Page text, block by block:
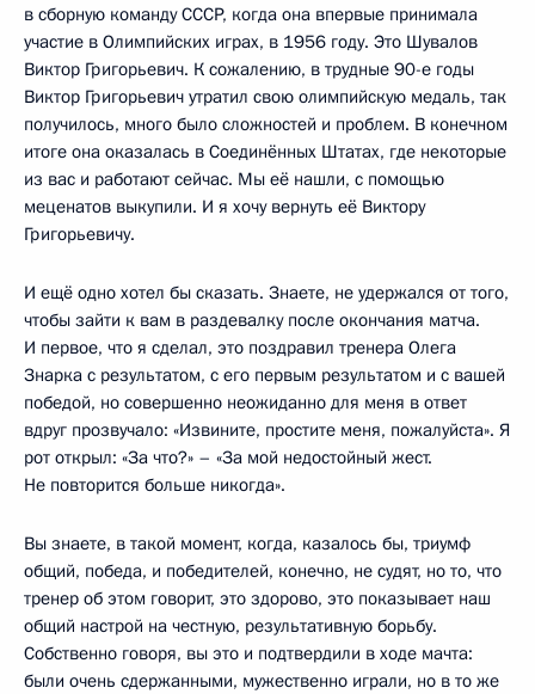
в сборную команду СССР, когда она впервые принимала
участие в Олимпийских играх, в 1956 году. Это Шувалов
Виктор Григорьевич. К сожалению, в трудные 90-е годы
Виктор Григорьевич утратил свою олимпийскую медаль, так
получилось, много было сложностей и проблем. В конечном
итоге она оказалась в Соединённых Штатах, где некоторые
из вас и работают сейчас. Мы её нашли, с помощью
меценатов выкупили. И я хочу вернуть её Виктору
Григорьевичу.
И ещё одно хотел бы сказать. Знаете, не удержался от того,
чтобы зайти к вам в раздевалку после окончания матча.
И первое, что я сделал, это поздравил тренера Олега
Знарка с результатом, с его первым результатом и с вашей
победой, но совершенно неожиданно для меня в ответ
вдруг прозвучало: «Извините, простите меня, пожалуйста». Я
рот открыл: «За что?» – «За мой недостойный жест.
Не повторится больше никогда».
Вы знаете, в такой момент, когда, казалось бы, триумф
общий, победа, и победителей, конечно, не судят, но то, что
тренер об этом говорит, это здорово, это показывает наш
общий настрой на честную, результативную борьбу.
Собственно говоря, вы это и подтвердили в ходе мачта:
были очень сдержанными, мужественно играли, но в то же